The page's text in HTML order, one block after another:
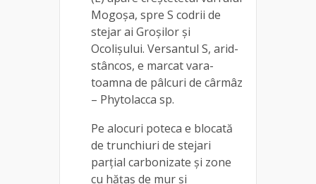
Mogoşa, spre S codrii de
stejar ai Groşilor şi
Ocolişului. Versantul S, arid-
stâncos, e marcat vara-
toamna de pâlcuri de cârmâz
– Phytolacca sp.
Pe alocuri poteca e blocată
de trunchiuri de stejari
parţial carbonizate și zone
cu hăţaş de mur și